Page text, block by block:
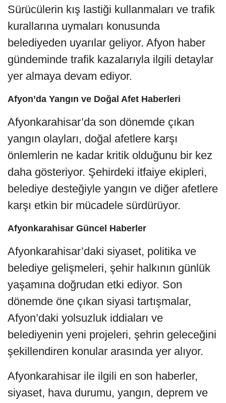
Sürücülerin kış lastiği kullanmaları ve trafik
kurallarına uymaları konusunda
belediyeden uyarılar geliyor. Afyon haber
gündeminde trafik kazalarıyla ilgili detaylar
yer almaya devam ediyor.
Afyon’da Yangın ve Doğal Afet Haberleri
Afyonkarahisar’da son dönemde çıkan
yangın olayları, doğal afetlere karşı
önlemlerin ne kadar kritik olduğunu bir kez
daha gösteriyor. Şehirdeki itfaiye ekipleri,
belediye desteğiyle yangın ve diğer afetlere
karşı etkin bir mücadele sürdürüyor.
Afyonkarahisar Güncel Haberler
Afyonkarahisar’daki siyaset, politika ve
belediye gelişmeleri, şehir halkının günlük
yaşamına doğrudan etki ediyor. Son
dönemde öne çıkan siyasi tartışmalar,
Afyon’daki yolsuzluk iddiaları ve
belediyenin yeni projeleri, şehrin geleceğini
şekillendiren konular arasında yer alıyor.
Afyonkarahisar ile ilgili en son haberler,
siyaset, hava durumu, yangın, deprem ve